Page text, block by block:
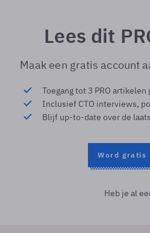
Lees dit
Maak een gratis account
Toegang tot 3 PRO artikelen
Inclusief CTO interviews,
Blijf up-to-date over de
Word gratis
Heb je al